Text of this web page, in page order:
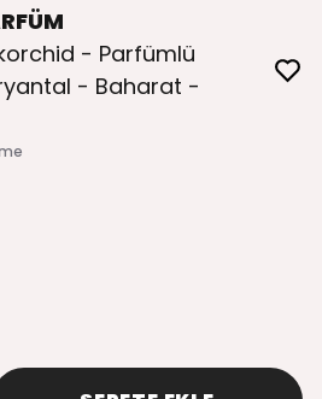
- Parfümlü
- Baharat -